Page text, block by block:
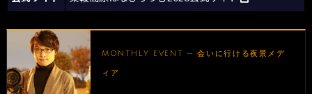
MONTHLY EVENT — 会いに行ける夜景メデ
ィア